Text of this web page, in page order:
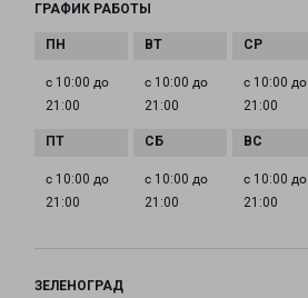
ГРАФИК РАБОТЫ
с 10:00 до
21:00
с 10:00 до
21:00
с 10:00 до
21:00
с 10:00 до
21:00
с 10:00 до
21:00
с 10:00 до
21:00
ЗЕЛЕНОГРАД